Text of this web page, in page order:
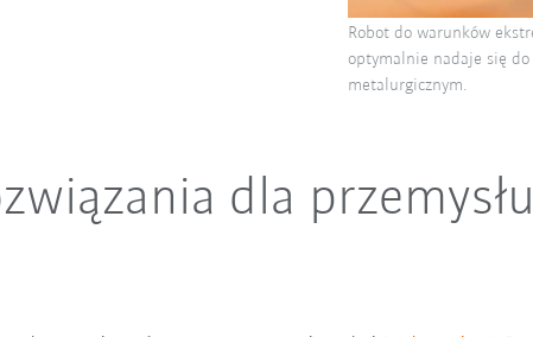
Robot do warunków
optymalnie nadaje się
metalurgicznym.
dla przemysłu